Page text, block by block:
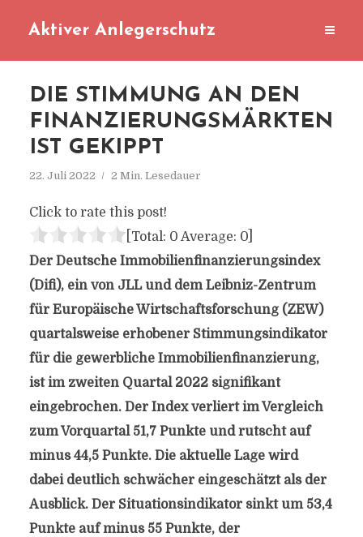
Aktiver Anlegerschutz
DIE STIMMUNG AN DEN
FINANZIERUNGSMÄRKTEN
IST GEKIPPT
22. Juli 2022 2 Min. Lesedauer
Click to rate this post!
[Total: 0 Average: 0]
Der Deutsche Immobilienfinanzierungsindex
(Difi), ein von JLL und dem Leibniz-Zentrum
für Europäische Wirtschaftsforschung (ZEW)
quartalsweise erhobener Stimmungsindikator
für die gewerbliche Immobilienfinanzierung,
ist im zweiten Quartal 2022 signifikant
eingebrochen. Der Index verliert im Vergleich
zum Vorquartal 51,7 Punkte und rutscht auf
minus 44,5 Punkte. Die aktuelle Lage wird
dabei deutlich schwächer eingeschätzt als der
Ausblick. Der Situationsindikator sinkt um 53,4
Punkte auf minus 55 Punkte, der